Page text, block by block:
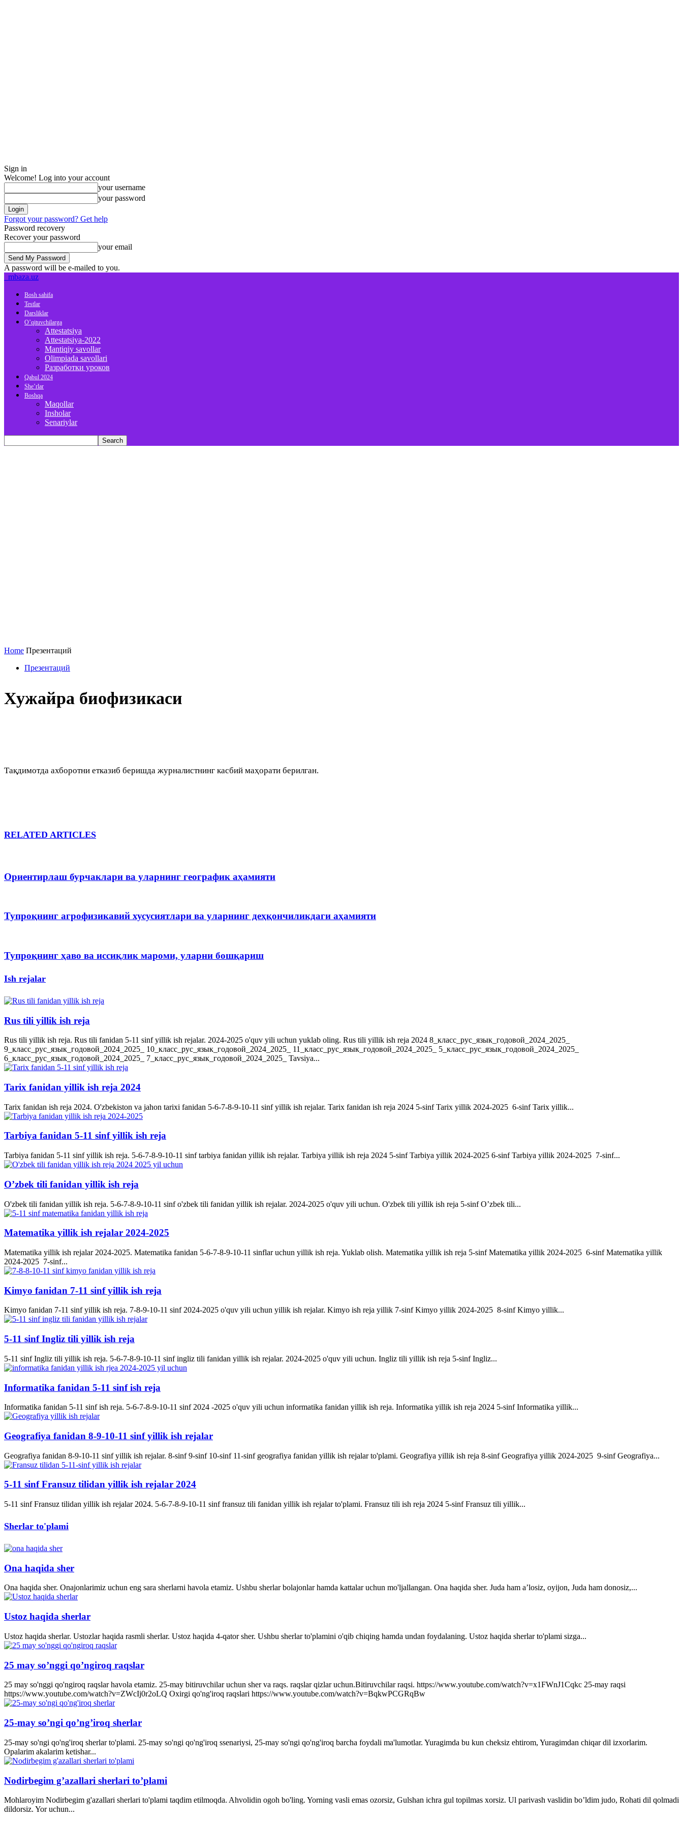
Sign in
Welcome! Log into your account
your username
your password
Forgot your password? Get help
Password recovery
Recover your password
your email
A password will be e-mailed to you.
mbaza.uz
Bosh sahifa
Testlar
Darsliklar
O’qituvchilarga
Attestatsiya
Attestatsiya-2022
Mantiqiy savollar
Olimpiada savollari
Разработки уроков
Qabul 2024
She’rlar
Boshqa
Maqollar
Insholar
Senariylar
Home Презентаций
Презентаций
Хужайра биофизикаси
Тақдимотда ахборотни етказиб беришда журналистнинг касбий маҳорати берилган.
RELATED ARTICLES
Ориентирлаш бурчаклари ва уларнинг географик аҳамияти
Тупроқнинг агрофизикавий хусусиятлари ва уларнинг деҳқончиликдаги аҳамияти
Тупроқнинг ҳаво ва иссиқлик мароми, уларни бошқариш
Ish rejalar
Rus tili yillik ish reja
Rus tili yillik ish reja. Rus tili fanidan 5-11 sinf yillik ish rejalar. 2024-2025 o'quv yili uchun yuklab oling. Rus tili yillik ish reja 2024 8_класс_рус_язык_годовой_2024_2025_
9_класс_рус_язык_годовой_2024_2025_ 10_класс_рус_язык_годовой_2024_2025_ 11_класс_рус_язык_годовой_2024_2025_ 5_класс_рус_язык_годовой_2024_2025_
6_класс_рус_язык_годовой_2024_2025_ 7_класс_рус_язык_годовой_2024_2025_ Tavsiya...
Tarix fanidan yillik ish reja 2024
Tarix fanidan ish reja 2024. O'zbekiston va jahon tarixi fanidan 5-6-7-8-9-10-11 sinf yillik ish rejalar. Tarix fanidan ish reja 2024 5-sinf Tarix yillik 2024-2025 6-sinf Tarix yillik...
Tarbiya fanidan 5-11 sinf yillik ish reja
Tarbiya fanidan 5-11 sinf yillik ish reja. 5-6-7-8-9-10-11 sinf tarbiya fanidan yillik ish rejalar. Tarbiya yillik ish reja 2024 5-sinf Tarbiya yillik 2024-2025 6-sinf Tarbiya yillik 2024-2025 7-sinf...
O’zbek tili fanidan yillik ish reja
O'zbek tili fanidan yillik ish reja. 5-6-7-8-9-10-11 sinf o'zbek tili fanidan yillik ish rejalar. 2024-2025 o'quv yili uchun. O'zbek tili yillik ish reja 5-sinf O’zbek tili...
Matematika yillik ish rejalar 2024-2025
Matematika yillik ish rejalar 2024-2025. Matematika fanidan 5-6-7-8-9-10-11 sinflar uchun yillik ish reja. Yuklab olish. Matematika yillik ish reja 5-sinf Matematika yillik 2024-2025 6-sinf Matematika yillik
2024-2025 7-sinf...
Kimyo fanidan 7-11 sinf yillik ish reja
Kimyo fanidan 7-11 sinf yillik ish reja. 7-8-9-10-11 sinf 2024-2025 o'quv yili uchun yillik ish rejalar. Kimyo ish reja yillik 7-sinf Kimyo yillik 2024-2025 8-sinf Kimyo yillik...
5-11 sinf Ingliz tili yillik ish reja
5-11 sinf Ingliz tili yillik ish reja. 5-6-7-8-9-10-11 sinf ingliz tili fanidan yillik ish rejalar. 2024-2025 o'quv yili uchun. Ingliz tili yillik ish reja 5-sinf Ingliz...
Informatika fanidan 5-11 sinf ish reja
Informatika fanidan 5-11 sinf ish reja. 5-6-7-8-9-10-11 sinf 2024 -2025 o'quv yili uchun informatika fanidan yillik ish reja. Informatika yillik ish reja 2024 5-sinf Informatika yillik...
Geografiya fanidan 8-9-10-11 sinf yillik ish rejalar
Geografiya fanidan 8-9-10-11 sinf yillik ish rejalar. 8-sinf 9-sinf 10-sinf 11-sinf geografiya fanidan yillik ish rejalar to'plami. Geografiya yillik ish reja 8-sinf Geografiya yillik 2024-2025 9-sinf Geografiya...
5-11 sinf Fransuz tilidan yillik ish rejalar 2024
5-11 sinf Fransuz tilidan yillik ish rejalar 2024. 5-6-7-8-9-10-11 sinf fransuz tili fanidan yillik ish rejalar to'plami. Fransuz tili ish reja 2024 5-sinf Fransuz tili yillik...
Sherlar to'plami
Ona haqida sher
Ona haqida sher. Onajonlarimiz uchun eng sara sherlarni havola etamiz. Ushbu sherlar bolajonlar hamda kattalar uchun mo'ljallangan. Ona haqida sher. Juda ham a’losiz, oyijon, Juda ham donosiz,...
Ustoz haqida sherlar
Ustoz haqida sherlar. Ustozlar haqida rasmli sherlar. Ustoz haqida 4-qator sher. Ushbu sherlar to'plamini o'qib chiqing hamda undan foydalaning. Ustoz haqida sherlar to'plami sizga...
25 may so’nggi qo’ngiroq raqslar
25 may so'nggi qo'ngiroq raqslar havola etamiz. 25-may bitiruvchilar uchun sher va raqs. raqslar qizlar uchun.Bitiruvchilar raqsi. https://www.youtube.com/watch?v=x1FWnJ1Cqkc 25-may raqsi
https://www.youtube.com/watch?v=ZWcIj0r2oLQ Oxirgi qo'ng'iroq raqslari https://www.youtube.com/watch?v=BqkwPCGRqBw
25-may so’ngi qo’ng’iroq sherlar
25-may so'ngi qo'ng'iroq sherlar to'plami. 25-may so'ngi qo'ng'iroq ssenariysi, 25-may so'ngi qo'ng'iroq barcha foydali ma'lumotlar. Yuragimda bu kun cheksiz ehtirom, Yuragimdan chiqar dil izxorlarim.
Opalarim akalarim ketishar...
Nodirbegim g’azallari sherlari to’plami
Mohlaroyim Nodirbegim g'azallari sherlari to'plami taqdim etilmoqda. Ahvolidin ogoh bo'ling. Yorning vasli emas ozorsiz, Gulshan ichra gul topilmas xorsiz. Ul parivash vaslidin bo’ldim judo, Rohati dil qolmadi
dildorsiz. Yor uchun...